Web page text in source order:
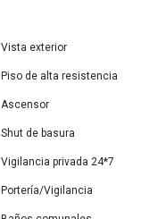
Vista exterior
Piso de alta resistencia
Ascensor
Shut de basura
Vigilancia privada 24*7
Portería/Vigilancia